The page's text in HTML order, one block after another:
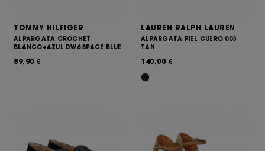
TOMMY HILFIGER
ALPARGATA CROCHET
BLANCO+AZUL DW6 SPACE BLUE
89,90 €
LAUREN RALPH LAUREN
ALPARGATA PIEL CUERO 003
TAN
140,00 €